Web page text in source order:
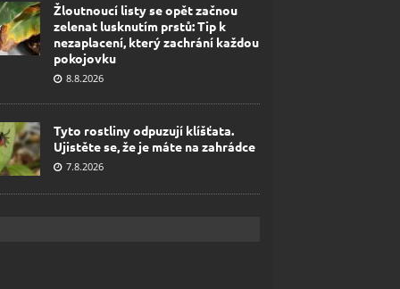
Žloutnoucí listy se opět začnou
zelenat lusknutím prstů: Tip k
nezaplacení, který zachrání každou
pokojovku
8.8.2026
Tyto rostliny odpuzují klíšťata.
Ujistěte se, že je máte na zahrádce
7.8.2026